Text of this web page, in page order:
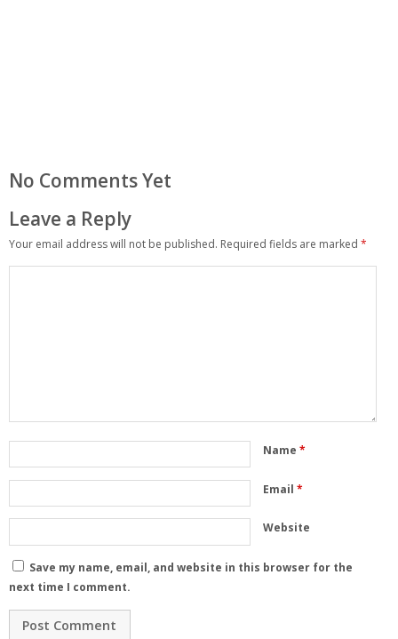
No Comments Yet
Leave a Reply
Your email address will not be published. Required fields are marked *
Name *
Email *
Website
Save my name, email, and website in this browser for the
next time I comment.